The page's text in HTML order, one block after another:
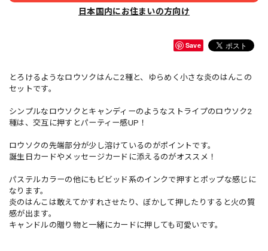
日本国内にお住まいの方向け
Save
とろけるようなロウソクはんこ2種と、ゆらめく小さな炎のはんこの
セットです。
シンプルなロウソクとキャンディーのようなストライプのロウソク2
種は、交互に押すとパーティー感UP！
ロウソクの先端部分が少し溶けているのがポイントです。
誕生日カードやメッセージカードに添えるのがオススメ！
パステルカラーの他にもビビッド系のインクで押すとポップな感じに
なります。
炎のはんこは敢えてかすれさせたり、ぼかして押したりすると火の質
感が出ます。
キャンドルの贈り物と一緒にカードに押しても可愛いです。